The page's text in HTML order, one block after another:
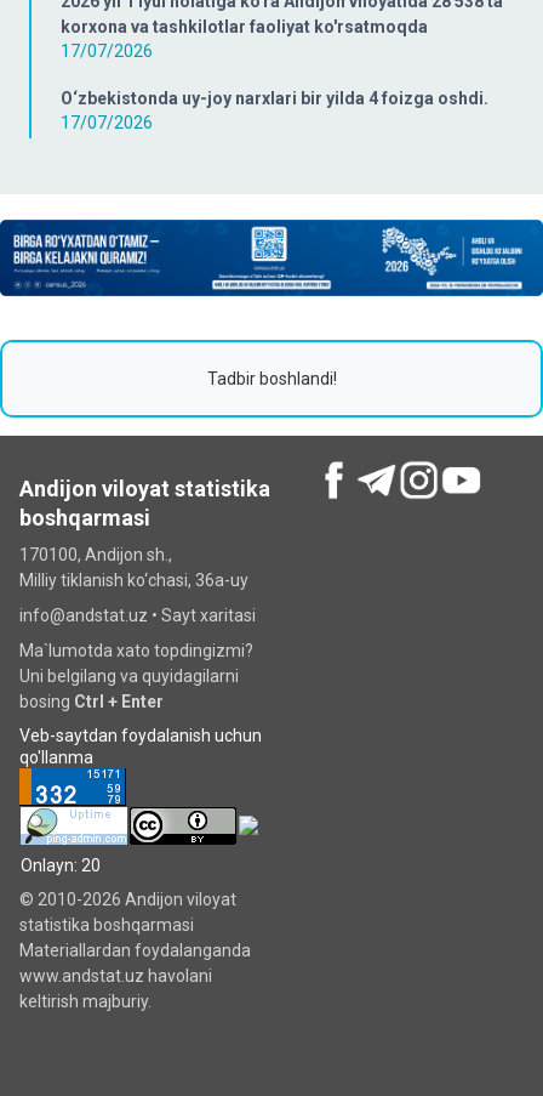
korxona va tashkilotlar faoliyat ko'rsatmoqda
17/07/2026
O‘zbekistonda uy-joy narxlari bir yilda 4 foizga oshdi.
17/07/2026
Tadbir boshlandi!
Andijon viloyat statistika
boshqarmasi
170100, Andijon sh.,
Milliy tiklanish ko‘chаsi, 36a-uy
info@andstat.uz • Sayt xaritasi
Ma`lumotda xato topdingizmi?
Uni belgilang va quyidagilarni
bosing Ctrl + Enter
Veb-saytdan foydalanish uchun
qo'llanma
Onlayn: 20
© 2010-2026 Andijon viloyat
statistika boshqarmasi
Materiallardan foydalanganda
www.andstat.uz havolani
keltirish majburiy.